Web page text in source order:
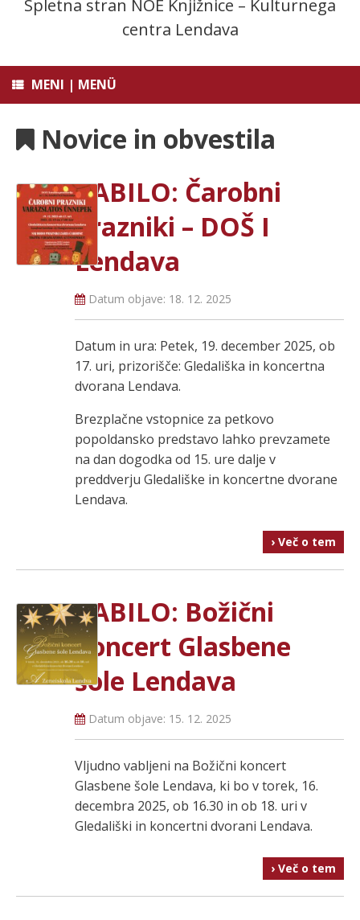
Spletna stran NOE Knjižnice – Kulturnega
centra Lendava
MENI | MENÜ
Novice in obvestila
VABILO: Čarobni
prazniki – DOŠ I
Lendava
Datum objave: 18. 12. 2025
Datum in ura: Petek, 19. december 2025, ob
17. uri, prizorišče: Gledališka in koncertna
dvorana Lendava.
Brezplačne vstopnice za petkovo
popoldansko predstavo lahko prevzamete
na dan dogodka od 15. ure dalje v
preddverju Gledališke in koncertne dvorane
Lendava.
› Več o tem
VABILO: Božični
koncert Glasbene
šole Lendava
Datum objave: 15. 12. 2025
Vljudno vabljeni na Božični koncert
Glasbene šole Lendava, ki bo v torek, 16.
decembra 2025, ob 16.30 in ob 18. uri v
Gledališki in koncertni dvorani Lendava.
› Več o tem